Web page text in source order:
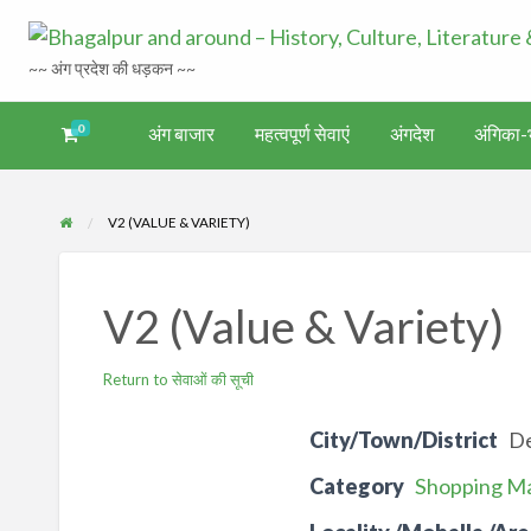
अंगिका-
साहित्य
अंग-
~~ अंग प्रदेश की धड़कन ~~
0 अंग बाजार महत्वपूर्ण सेवाएं अंगदेश अंगिका-
V2 (VALUE & VARIETY)
V2 (Value & Variety)
Return to सेवाओं की सूची
City/Town/District
Category Shopping